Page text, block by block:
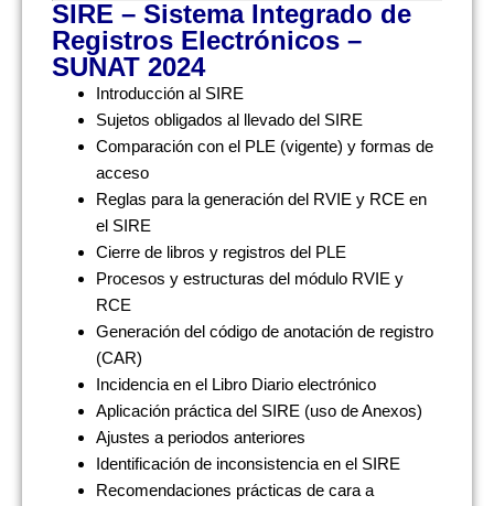
SIRE – Sistema Integrado de
Registros Electrónicos –
SUNAT 2024
Introducción al SIRE
Sujetos obligados al llevado del SIRE
Comparación con el PLE (vigente) y formas de
acceso
Reglas para la generación del RVIE y RCE en
el SIRE
Cierre de libros y registros del PLE
Procesos y estructuras del módulo RVIE y
RCE
Generación del código de anotación de registro
(CAR)
Incidencia en el Libro Diario electrónico
Aplicación práctica del SIRE (uso de Anexos)
Ajustes a periodos anteriores
Identificación de inconsistencia en el SIRE
Recomendaciones prácticas de cara a